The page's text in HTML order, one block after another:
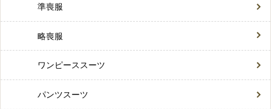
準喪服
略喪服
ワンピーススーツ
パンツスーツ